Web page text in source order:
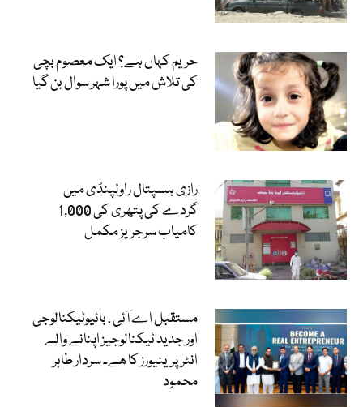
حریم کہاں ہے؟ ایک معصوم بچی
کی تلاش میں پورا شہر سوال بن گیا
رازی ہسپتال راولپنڈی میں
گردے کی پتھری کی 1,000
کامیاب سرجریز مکمل
مستقبل اے آئی ، بائیوٹیکنالوجی
اور جدید ٹیکنالوجیز اپنانے والے
انٹرپرینیورز کا ھے۔ سردار طاہر
محمود